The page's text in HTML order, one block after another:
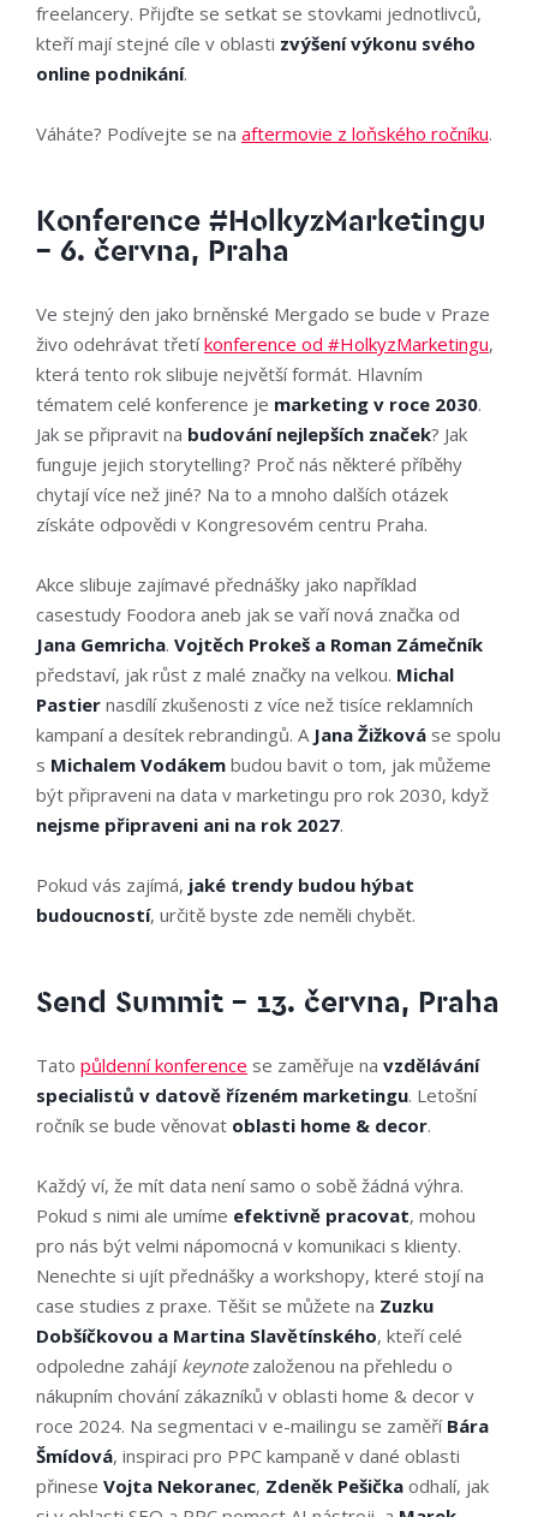
freelancery. Přijďte se setkat se stovkami jednotlivců,
kteří mají stejné cíle v oblasti zvýšení výkonu svého
online podnikání.
Váháte? Podívejte se na aftermovie z loňského ročníku.
Konference #HolkyzMarketingu
– 6. června, Praha
Ve stejný den jako brněnské Mergado se bude v Praze
živo odehrávat třetíkonference od #HolkyzMarketingu,
která tento rok slibuje největší formát. Hlavním
tématem celé konference je marketing v roce 2030.
Jak se připravit na budování nejlepších značek? Jak
funguje jejich storytelling? Proč nás některé příběhy
chytají více než jiné? Na to a mnoho dalších otázek
získáte odpovědi v Kongresovém centru Praha.
Akce slibuje zajímavé přednášky jako například
casestudy Foodora aneb jak se vaří nová značka od
Jana Gemricha. Vojtěch Prokeš a Roman Zámečník
představí, jak růst z malé značky na velkou. Michal
Pastier nasdílí zkušenosti z více než tisíce reklamních
kampaní a desítek rebrandingů. A Jana Žižková se spolu
s Michalem Vodákem budou bavit o tom, jak můžeme
být připraveni na data v marketingu pro rok 2030, když
nejsme připraveni ani na rok 2027.
Pokud vás zajímá, jaké trendy budou hýbat
budoucností, určitě byste zde neměli chybět.
Send Summit – 13. června, Praha
Tato půldenní konference se zaměřuje na vzdělávání
specialistů v datově řízeném marketingu. Letošní
ročník se bude věnovat oblasti home & decor.
Každý ví, že mít data není samo o sobě žádná výhra.
Pokud s nimi ale umíme efektivně pracovat, mohou
pro nás být velmi nápomocná v komunikaci s klienty.
Nenechte si ujít přednášky a workshopy, které stojí na
case studies z praxe. Těšit se můžete na Zuzku
Dobšíčkovou a Martina Slavětínského, kteří celé
odpoledne zahájí keynotezaloženou na přehledu o
nákupním chování zákazníků v oblasti home & decor v
roce 2024. Na segmentaci v e-mailingu se zaměří Bára
Šmídová, inspiraci pro PPC kampaně v dané oblasti
přinese Vojta Nekoranec, Zdeněk Pešička odhalí, jak